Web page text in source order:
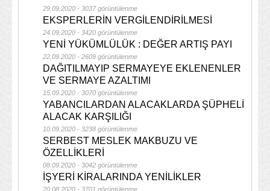
29.09.2020 - 3037 görüntülenme
EKSPERLERİN VERGİLENDİRİLMESİ
24.09.2020 - 3420 görüntülenme
YENİ YÜKÜMLÜLÜK : DEĞER ARTIŞ PAYI
22.09.2020 - 2609 görüntülenme
DAĞITILMAYIP SERMAYEYE EKLENENLER
VE SERMAYE AZALTIMI
15.09.2020 - 3070 görüntülenme
YABANCILARDAN ALACAKLARDA ŞÜPHELİ
ALACAK KARŞILIĞI
10.09.2020 - 3238 görüntülenme
SERBEST MESLEK MAKBUZU VE
ÖZELLİKLERİ
08.09.2020 - 3042 görüntülenme
İŞYERİ KİRALARINDA YENİLİKLER
20.08.2020 - 3701 görüntülenme